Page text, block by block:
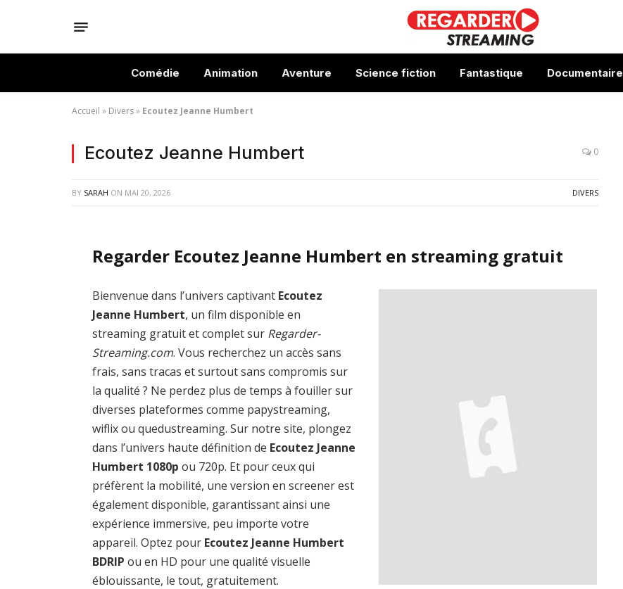
Comédie Animation Aventure Science fiction Fantastique Documentaire
Accueil » Divers» Ecoutez Jeanne Humbert
Ecoutez Jeanne Humbert 0
BY SARAH ON MAI 20, 2026 DIVERS
Regarder Ecoutez Jeanne Humbert en streaming gratuit
Bienvenue dans l’univers captivant Ecoutez
Jeanne Humbert, un film disponible en
streaming gratuit et complet sur Regarder-
Streaming.com. Vous recherchez un accès sans
frais, sans tracas et surtout sans compromis sur
la qualité ? Ne perdez plus de temps à fouiller sur
diverses plateformes comme papystreaming,
wiflix ou quedustreaming. Sur notre site, plongez
dans l’univers haute définition de Ecoutez Jeanne
Humbert 1080p ou 720p. Et pour ceux qui
préfèrent la mobilité, une version en screener est
également disponible, garantissant ainsi une
expérience immersive, peu importe votre
appareil. Optez pour Ecoutez Jeanne Humbert
BDRIP ou en HD pour une qualité visuelle
éblouissante, le tout, gratuitement.